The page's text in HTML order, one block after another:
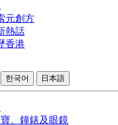
元創方
熱話
香港
한국어 日本語
、鐘錶及眼鏡